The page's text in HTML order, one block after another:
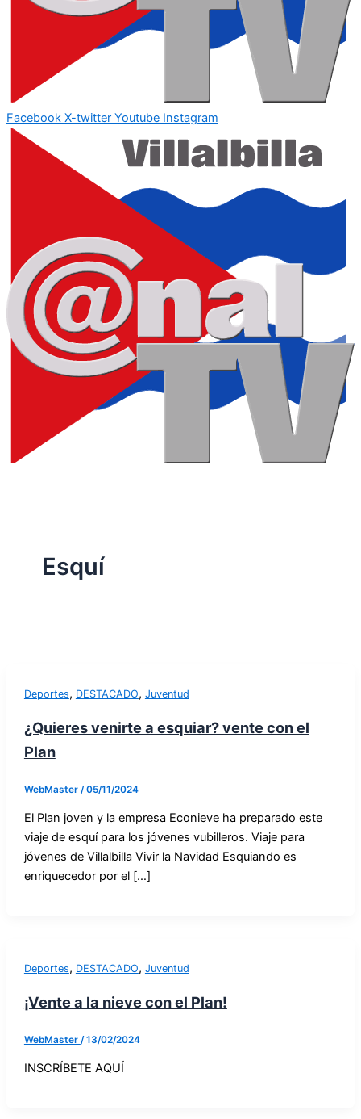
Facebook X-twitter Youtube Instagram
Esquí
Deportes, DESTACADO, Juventud
¿Quieres venirte a esquiar? vente con el
Plan
WebMaster /05/11/2024
El Plan joven y la empresa Econieve ha preparado este
viaje de esquí para los jóvenes vubilleros. Viaje para
jóvenes de Villalbilla Vivir la Navidad Esquiando es
enriquecedor por el […]
Deportes, DESTACADO, Juventud
¡Vente a la nieve con el Plan!
WebMaster /13/02/2024
INSCRÍBETE AQUÍ